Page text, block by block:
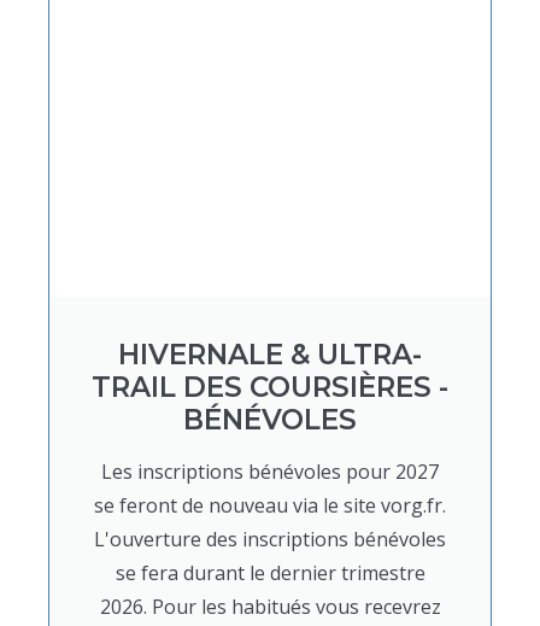
HIVERNALE & ULTRA-
TRAIL DES COURSIÈRES -
BÉNÉVOLES
Les inscriptions bénévoles pour 2027
se feront de nouveau via le site vorg.fr.
L'ouverture des inscriptions bénévoles
se fera durant le dernier trimestre
2026. Pour les habitués vous recevrez